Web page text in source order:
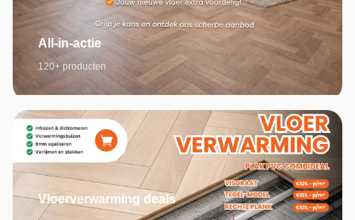
All-in-actie
120+ producten
Vloerverwarming deals